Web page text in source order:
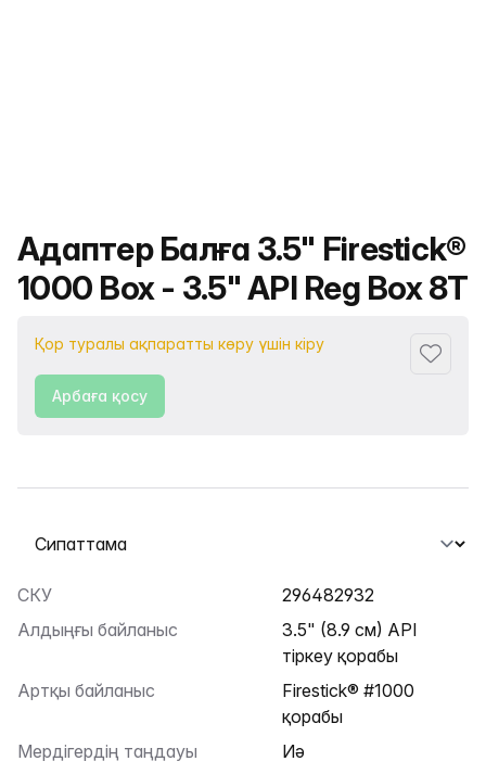
Өнімнің атауы
Адаптер Балға 3.5" Firestick®
1000 Box - 3.5" API Reg Box 8T
Қор туралы ақпаратты көру үшін кіру
Арбаға қосу
Қойындыны таңдау
СКУ
296482932
Алдыңғы байланыс
3.5" (8.9 см) API
тіркеу қорабы
Артқы байланыс
Firestick® #1000
қорабы
Мердігердің таңдауы
Иә